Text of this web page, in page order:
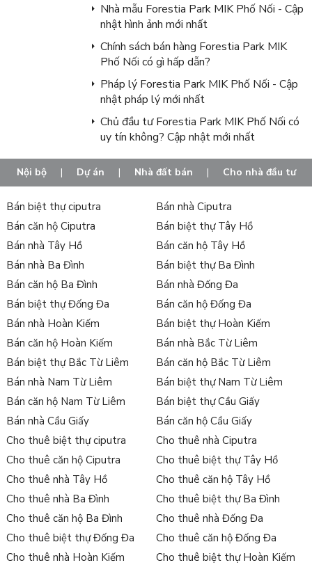
Nhà mẫu Forestia Park MIK Phố Nối - Cập
nhật hình ảnh mới nhất
Chính sách bán hàng Forestia Park MIK
Phố Nối có gì hấp dẫn?
Pháp lý Forestia Park MIK Phố Nối - Cập
nhật pháp lý mới nhất
Chủ đầu tư Forestia Park MIK Phố Nối có
uy tín không? Cập nhật mới nhất
Nội bộ | Dự án | Nhà đất bán | Cho nhà đầu tư
Bán biệt thự ciputra
Bán nhà Ciputra
Bán căn hộ Ciputra
Bán biệt thự Tây Hồ
Bán nhà Tây Hồ
Bán căn hộ Tây Hồ
Bán nhà Ba Đình
Bán biệt thự Ba Đình
Bán căn hộ Ba Đình
Bán nhà Đống Đa
Bán biệt thự Đống Đa
Bán căn hộ Đống Đa
Bán nhà Hoàn Kiếm
Bán biệt thự Hoàn Kiếm
Bán căn hộ Hoàn Kiếm
Bán nhà Bắc Từ Liêm
Bán biệt thự Bắc Từ Liêm
Bán căn hộ Bắc Từ Liêm
Bán nhà Nam Từ Liêm
Bán biệt thự Nam Từ Liêm
Bán căn hộ Nam Từ Liêm
Bán biệt thự Cầu Giấy
Bán nhà Cầu Giấy
Bán căn hộ Cầu Giấy
Cho thuê biệt thự ciputra
Cho thuê nhà Ciputra
Cho thuê căn hộ Ciputra
Cho thuê biệt thự Tây Hồ
Cho thuê nhà Tây Hồ
Cho thuê căn hộ Tây Hồ
Cho thuê nhà Ba Đình
Cho thuê biệt thự Ba Đình
Cho thuê căn hộ Ba Đình
Cho thuê nhà Đống Đa
Cho thuê biệt thự Đống Đa
Cho thuê căn hộ Đống Đa
Cho thuê nhà Hoàn Kiếm
Cho thuê biệt thự Hoàn Kiếm